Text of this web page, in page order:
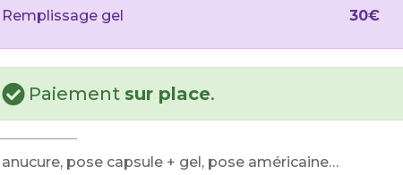
Remplissage gel
30€
Paiement sur place.
pose capsule + gel, pose américaine…